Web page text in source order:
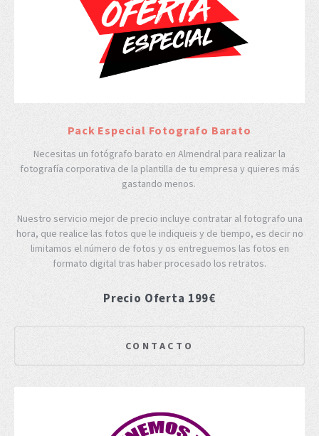
Pack Especial Fotografo Barato
Necesitas un fotógrafo barato en Almendral para realizar la
fotografía corporativa de la plantilla de tu empresa y quieres más
gastando menos.
Nuestro servicio mejor de precio incluye contratar al fotografo una
hora, que realice las fotos que le indiqueis y de tiempo, es decir no
limitamos el número de fotos y os entreguemos las fotos en
formato digital tras haber procesado los retratos.
Precio Oferta 199€
CONTACTO